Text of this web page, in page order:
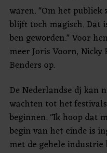
waren. "Om het publiek
blijft toch magisch. Dat
ben geworden." Voor
meer Joris Voorn,
Benders op.
De Nederlandse dj kan
wachten tot het
beginnen. "Ik hoop dat
begin van het einde is
met de gehele